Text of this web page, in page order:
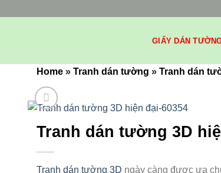
GIẤY DÁN
Home » Tranh dán tường » Tranh dán
Tranh dán tường 3D
Tranh dán tường 3D ngày càng được ưa